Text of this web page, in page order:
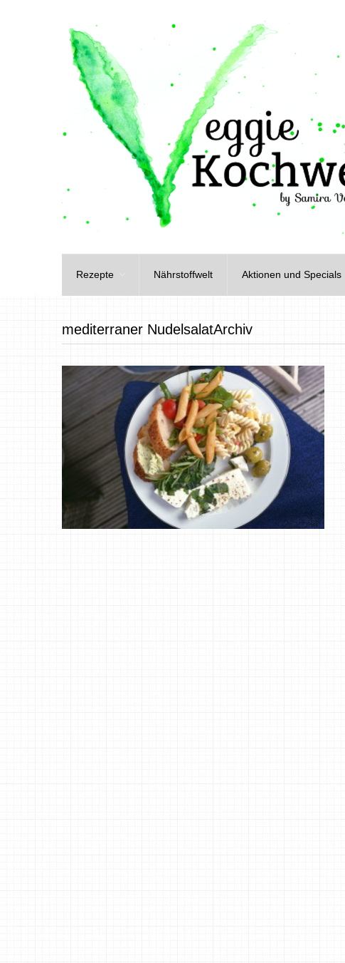
Rezepte Nährstoffwelt Aktionen und Specials
mediterraner NudelsalatArchiv